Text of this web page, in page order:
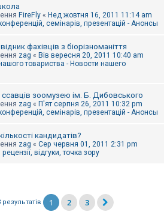
FireFly « Нед жовтня 16, 2011 11:14 am
семінарів, презентацій - Анонсы
фахівців з біорізноманіття
zag « Вів вересня 20, 2011 10:40 am
товариства - Новости нашего
ссавців зоомузею ім. Б. Дибовського
zag « П'ят серпня 26, 2011 10:32 pm
семінарів, презентацій - Анонсы
кандидатів?
zag « Сер червня 01, 2011 2:31 pm
відгуки, точка зору
1 2 3